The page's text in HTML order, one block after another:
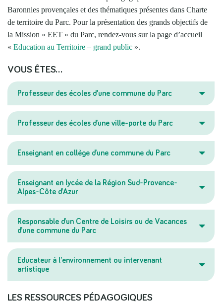
Baronnies provençales et des thématiques présentes dans Charte
de territoire du Parc. Pour la présentation des grands objectifs de
la Mission « EET » du Parc, rendez-vous sur la page d’accueil
« Education au Territoire – grand public ».
VOUS ÊTES…
Professeur des écoles d'une commune du Parc
Professeur des écoles d’une ville-porte du Parc
Enseignant en collège d’une commune du Parc
Enseignant en lycée de la Région Sud-Provence-
Alpes-Côte d’Azur
Responsable d’un Centre de Loisirs ou de Vacances
d’une commune du Parc
Educateur à l’environnement ou intervenant
artistique
LES RESSOURCES PÉDAGOGIQUES